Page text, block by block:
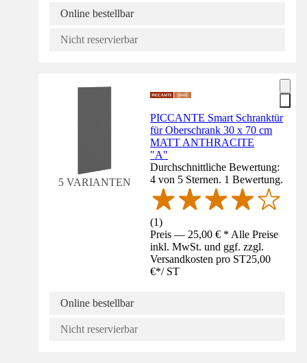
Online bestellbar
Nicht reservierbar
5 VARIANTEN
PICCANTE Smart Schranktür
für Oberschrank 30 x 70 cm
MATT ANTHRACITE
"A"
Durchschnittliche Bewertung:
4 von 5 Sternen. 1 Bewertung.
(1)
Preis — 25,00 € * Alle Preise
inkl. MwSt. und ggf. zzgl.
Versandkosten pro ST25,00
€*/ ST
Online bestellbar
Nicht reservierbar